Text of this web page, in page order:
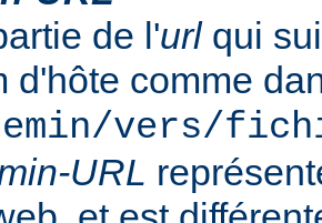
de l'urlqui
d'hôte comme
vers/
URL